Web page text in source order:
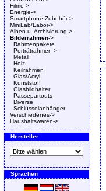
Filme->
Energie->
Smartphone-Zubehör->
MiniLab/Labor->
Alben u. Archivierung->
Bilderrahmen->
Rahmenpakete
Porträtrahmen->
Metall
Holz
Keilrahmen
Glas/Acryl
Kunststoff
Glasbildhalter
Passepartouts
Diverse
Schlüsselanhänger
Verschiedenes->
Haushaltswaren->
Hersteller
Sprachen